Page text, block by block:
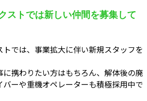
ストでは新しい仲間を募集して
では、事業拡大に伴い新規スタッフを
携わりたい方はもちろん、解体後の廃
ーや重機オペレーターも積極採用中で